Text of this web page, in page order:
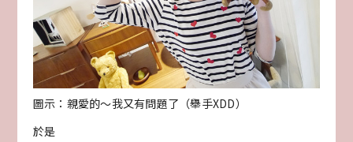
圖示：親愛的～我又有問題了（舉手XDD）
於是